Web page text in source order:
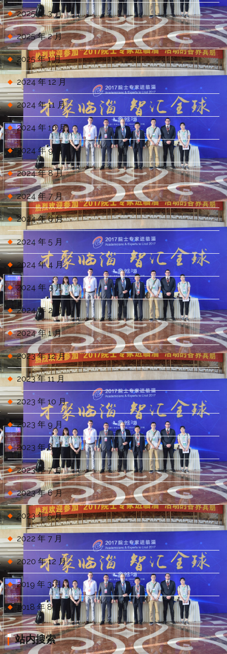
2025 年 3 月
2025 年 2 月
2025 年 1 月
2024 年 12 月
2024 年 11 月
2024 年 10 月
2024 年 9 月
2024 年 8 月
2024 年 7 月
2024 年 6 月
2024 年 5 月
2024 年 4 月
2024 年 3 月
2024 年 2 月
2024 年 1 月
2023 年 12 月
2023 年 11 月
2023 年 10 月
2023 年 9 月
2023 年 8 月
2023 年 7 月
2023 年 6 月
2023 年 5 月
2022 年 7 月
2020 年 12 月
2019 年 3 月
2018 年 8 月
站内搜索